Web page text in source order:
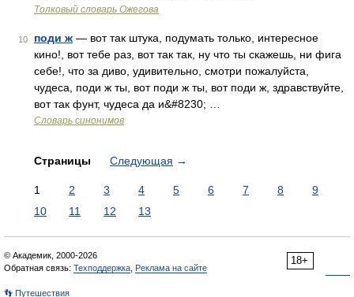
Толковый словарь Ожегова
10 поди ж — вот так штука, подумать только, интересное
кино!, вот тебе раз, вот так так, ну что ты скажешь, ни фига
себе!, что за диво, удивительно, смотри пожалуйста,
чудеса, поди ж ты, вот поди ж ты, вот поди ж, здравствуйте,
вот так фунт, чудеса да и&#8230; …
Словарь синонимов
Страницы Следующая →
1 2 3 4 5 6 7 8
9
10
11 12 13
18+
© Академик, 2000-2026
Обратная связь: Техподдержка Реклама на сайте
👣 Путешествия